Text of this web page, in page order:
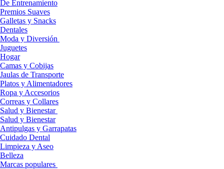
De Entrenamiento
Premios Suaves
Galletas y Snacks
Dentales
Moda y Diversión
Juguetes
Hogar
Camas y Cobijas
Jaulas de Transporte
Platos y Alimentadores
Ropa y Accesorios
Correas y Collares
Salud y Bienestar
Salud y Bienestar
Antipulgas y Garrapatas
Cuidado Dental
Limpieza y Aseo
Belleza
Marcas populares